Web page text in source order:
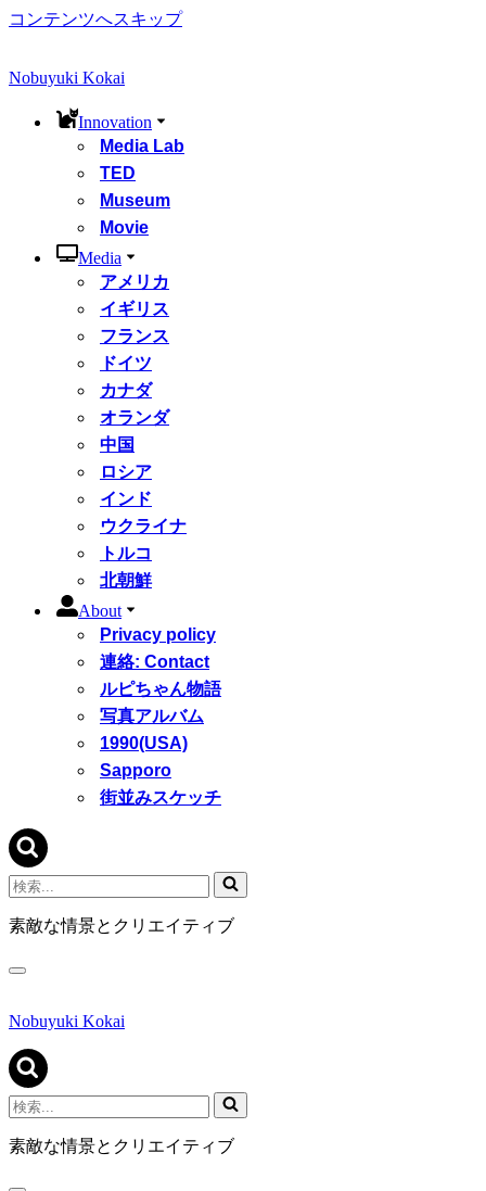
コンテンツへスキップ
Nobuyuki Kokai
Innovation
Media Lab
TED
Museum
Movie
Media
アメリカ
イギリス
フランス
ドイツ
カナダ
オランダ
中国
ロシア
インド
ウクライナ
トルコ
北朝鮮
About
Privacy policy
連絡: Contact
ルピちゃん物語
写真アルバム
1990(USA)
Sapporo
街並みスケッチ
検
索...
素敵な情景とクリエイティブ
ナ
ゲ
シ
ョ
ン
メ
ニ
ュ
Nobuyuki Kokai
検
索...
素敵な情景とクリエイティブ